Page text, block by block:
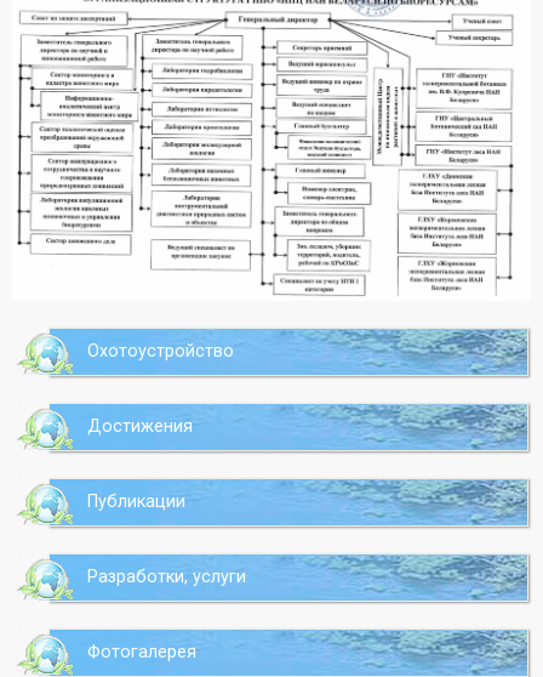
Охотоустройство
Достижения
Публикации
Разработки, услуги
Фотогалерея